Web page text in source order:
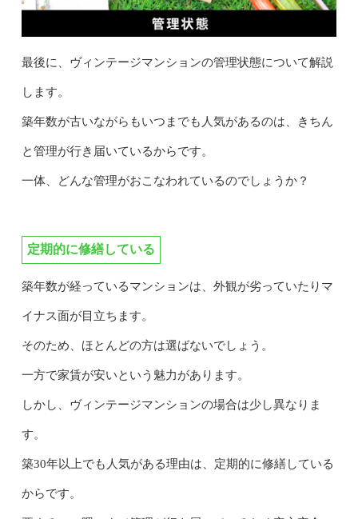
最後に、ヴィンテージマンションの管理状態について解説
します。
築年数が古いながらもいつまでも人気があるのは、きちん
と管理が行き届いているからです。
一体、どんな管理がおこなわれているのでしょうか？
定期的に修繕している
築年数が経っているマンションは、外観が劣っていたりマ
イナス面が目立ちます。
そのため、ほとんどの方は選ばないでしょう。
一方で家賃が安いという魅力があります。
しかし、ヴィンテージマンションの場合は少し異なりま
す。
築30年以上でも人気がある理由は、定期的に修繕している
からです。